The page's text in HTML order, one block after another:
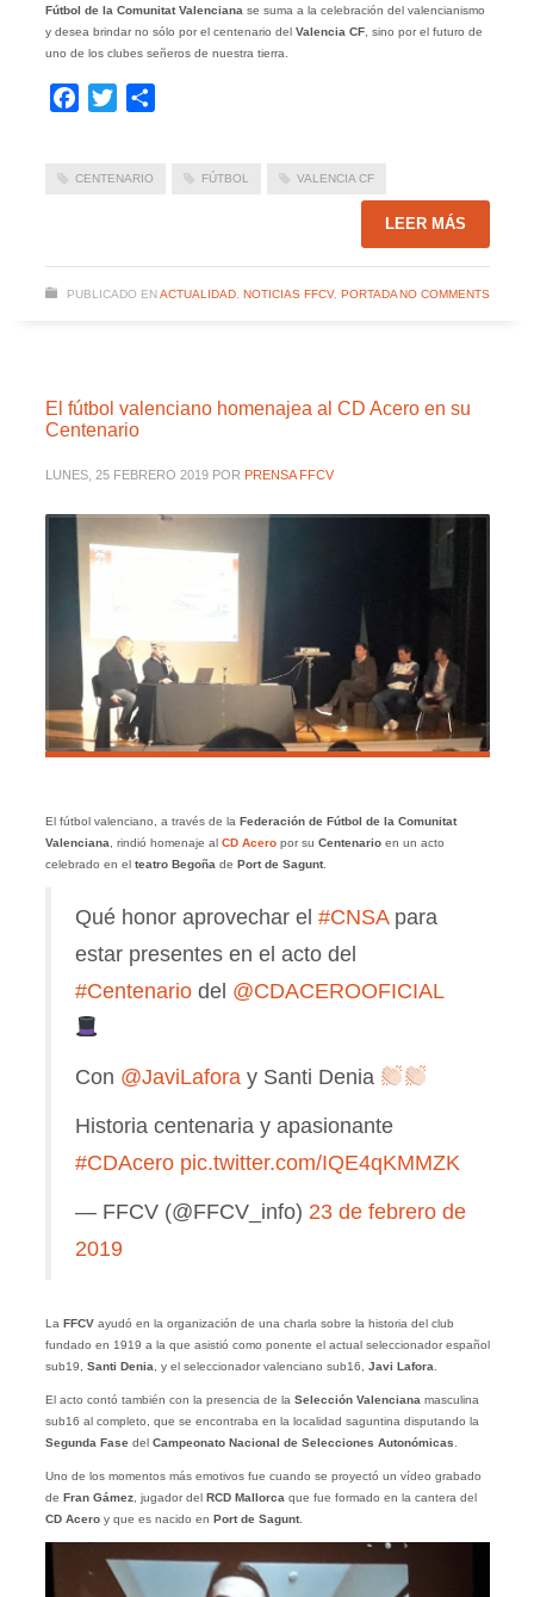
Fútbol de la Comunitat Valenciana se suma a la celebración del valencianismo
y desea brindar no sólo por el centenario del Valencia CF, sino por el futuro de
uno de los clubes señeros de nuestra tierra.
Facebook
Twitter
CENTENARIO FÚTBOL VALENCIA CF
LEER MÁS
PUBLICADO EN ACTUALIDAD, NOTICIAS FFCV, PORTADANO COMMENTS
El fútbol valenciano homenajea al CD Acero en su
Centenario
LUNES, 25 FEBRERO 2019 POR PRENSA FFCV
El fútbol valenciano, a través de la Federación de Fútbol de la Comunitat
Valenciana , rindió homenaje al CD Aceropor su Centenarioen un acto
celebrado en el teatro Begoña de Port de Sagunt.
Qué honor aprovechar el #CNSApara
estar presentes en el acto del
#Centenariodel @CDACEROOFICIAL
Con @JaviLafora y Santi Denia
Historia centenaria y apasionante
#CDAcero pic.twitter.com/IQE4qKMMZK
— FFCV (@FFCV_info) 23 de febrero de
2019
La FFCVayudó en la organización de una charla sobre la historia del club
fundado en 1919 a la que asistió como ponente el actual seleccionador español
sub19, Santi Denia , y el seleccionador valenciano sub16, Javi Lafora
El acto contó también con la presencia de la Selección Valenciana masculina
sub16 al completo, que se encontraba en la localidad saguntina disputando la
Segunda Fasedel Campeonato Nacional de Selecciones Autonómicas
Uno de los momentos más emotivos fue cuando se proyectó un vídeo grabado
de Fran Gámez, jugador delRCD Mallorca que fue formado en la cantera del
CD Aceroy que es nacido en Port de Sagunt.